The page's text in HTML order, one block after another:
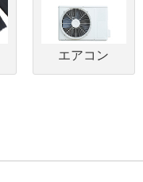
エアコン